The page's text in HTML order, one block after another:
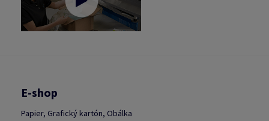
E-shop
Papier, Grafický kartón, Obálka